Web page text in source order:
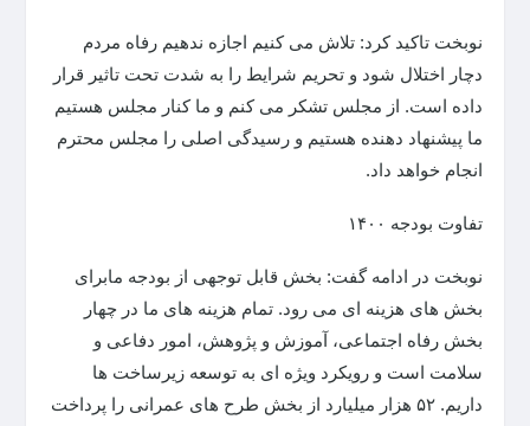
نوبخت تاکید کرد: تلاش می کنیم اجازه ندهیم رفاه مردم
دچار اختلال شود و تحریم شرایط را به شدت تحت تاثیر قرار
داده است. از مجلس تشکر می کنم و ما کنار مجلس هستیم
ما پیشنهاد دهنده هستیم و رسیدگی اصلی را مجلس محترم
انجام خواهد داد.
تفاوت بودجه ۱۴۰۰
نوبخت در ادامه گفت: بخش قابل توجهی از بودجه مابرای
بخش های هزینه ای می رود. تمام هزینه های ما در چهار
بخش رفاه اجتماعی، آموزش و پژوهش، امور دفاعی و
سلامت است و رویکرد ویژه ای به توسعه زیرساخت ها
داریم. ۵۲ هزار میلیارد از بخش طرح های عمرانی را پرداخت